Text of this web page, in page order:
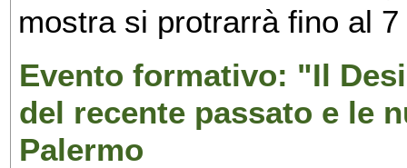
mostra si protrarrà fino al
Evento formativo: "Il
del recente passato e le
Palermo